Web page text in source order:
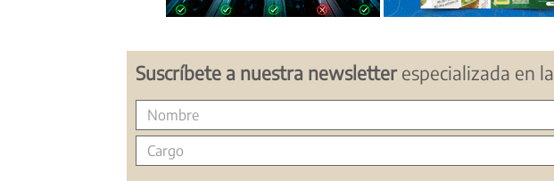
Suscríbete a nuestra newsletterespecializada en la